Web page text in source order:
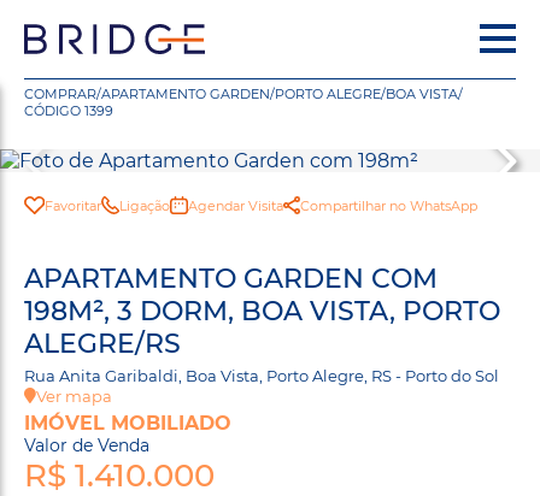
COMPRAR/APARTAMENTO GARDEN/PORTO ALEGRE/BOA VISTA/
CÓDIGO 1399
Favoritar Ligação Agendar Visita Compartilhar no WhatsApp
APARTAMENTO GARDEN COM
198M², 3 DORM, BOA VISTA, PORTO
ALEGRE/RS
Rua Anita Garibaldi, Boa Vista, Porto Alegre, RS - Porto do Sol
Ver mapa
IMÓVEL MOBILIADO
Valor de Venda
R$ 1.410.000